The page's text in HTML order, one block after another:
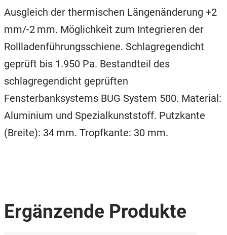
Ausgleich der thermischen Längenänderung +2
mm/-2 mm. Möglichkeit zum Integrieren der
Rollladenführungsschiene. Schlagregendicht
geprüft bis 1.950 Pa. Bestandteil des
schlagregendicht geprüften
Fensterbanksystems BUG System 500. Material:
Aluminium und Spezialkunststoff. Putzkante
(Breite): 34 mm. Tropfkante: 30 mm.
Ergänzende Produkte